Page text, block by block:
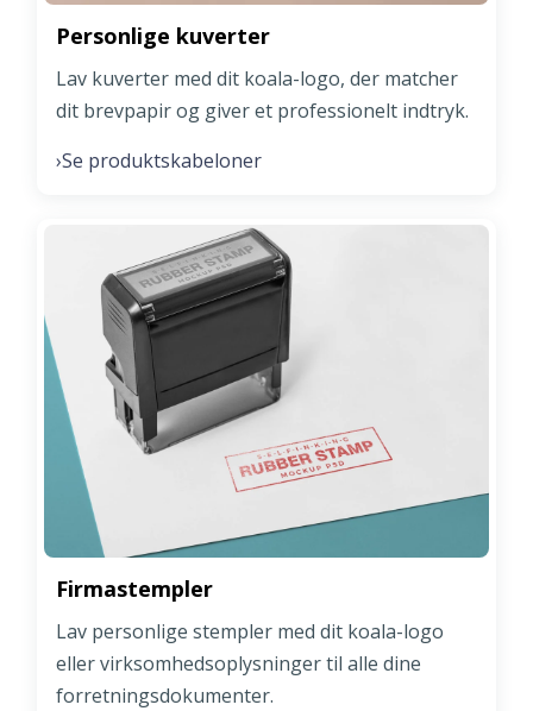
Personlige kuverter
Lav kuverter med dit koala-logo, der matcher
dit brevpapir og giver et professionelt indtryk.
›Se produktskabeloner
Firmastempler
Lav personlige stempler med dit koala-logo
eller virksomhedsoplysninger til alle dine
forretningsdokumenter.